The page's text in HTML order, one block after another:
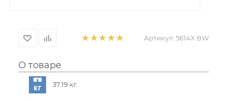
Артикул: 5614X BW
О товаре
37.19 кг.